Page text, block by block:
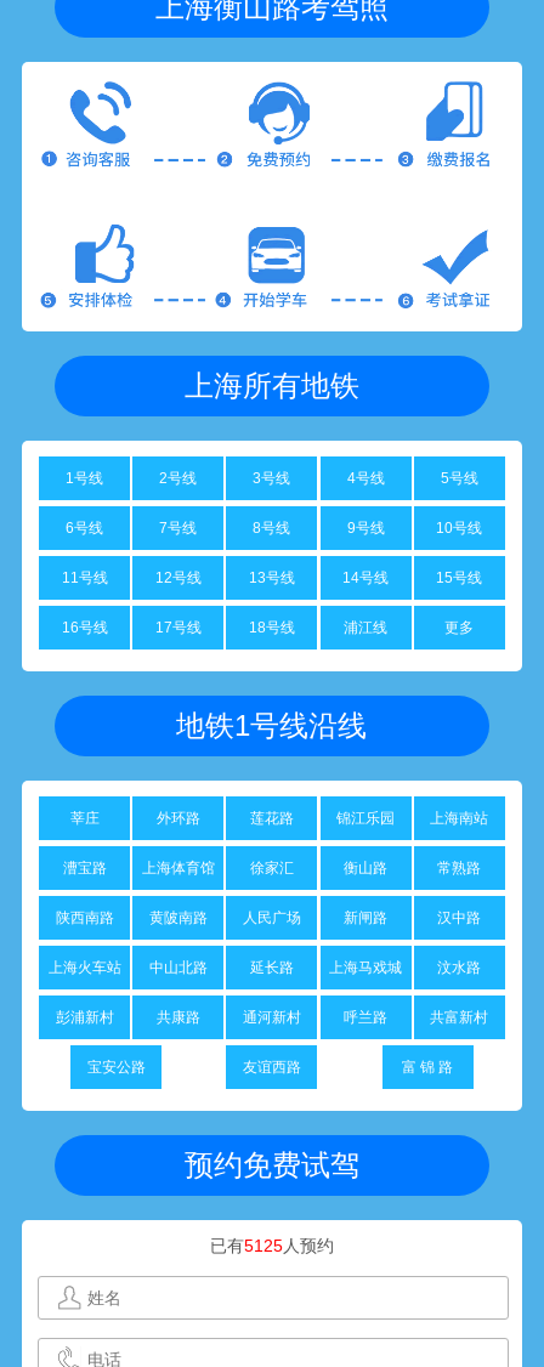
上海所有地铁
1号线 2号线 3号线 4号线 5号线
6号线 7号线 8号线 9号线 10号线
11号线 12号线 13号线 14号线 15号线
16号线 17号线 18号线 浦江线 更多
地铁1号线沿线
莘庄 外环路 莲花路 锦江乐园 上海南站
漕宝路 上海体育馆 徐家汇 衡山路 常熟路
陕西南路 黄陂南路 人民广场 新闸路 汉中路
上海火车站 中山北路 延长路 上海马戏城 汶水路
彭浦新村 共康路 通河新村 呼兰路 共富新村
宝安公路 友谊西路 富 锦 路
预约免费试驾
已有5125人预约
黄** 1352****520
10分钟前预约成功
张**